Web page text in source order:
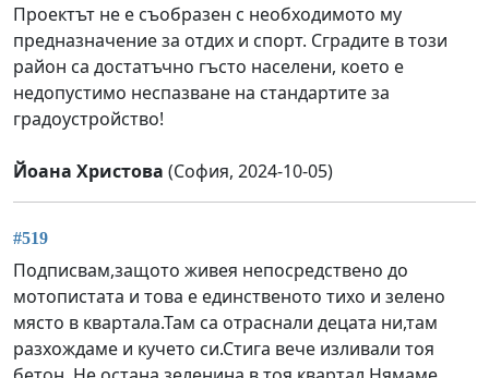
Проектът не е съобразен с необходимото му
предназначение за отдих и спорт. Сградите в този
район са достатъчно гъсто населени, което е
недопустимо неспазване на стандартите за
градоустройство!
Йоана Христова (София, 2024-10-05)
#519
Подписвам,защото живея непосредствено до
мотопистата и това е единственото тихо и зелено
място в квартала.Там са отраснали децата ни,там
разхождаме и кучето си.Стига вече изливали тоя